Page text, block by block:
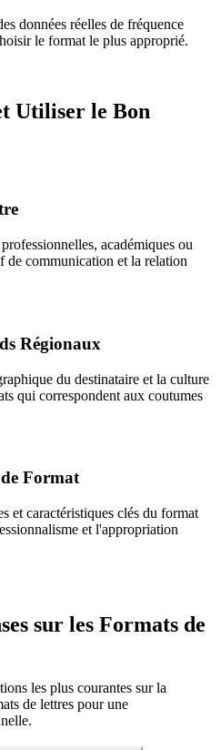
données réelles de fréquence
le format le plus approprié.
Utiliser le Bon
académiques ou
de communication et la relation
Régionaux
du destinataire et la culture
qui correspondent aux coutumes
Format
et caractéristiques clés du format
et l'appropriation
sur les Formats de
les plus courantes sur la
de lettres pour une